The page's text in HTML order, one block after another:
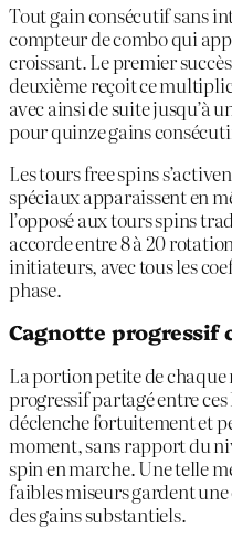
Tout gain consécutif sans
compteur de combo qui
croissant. Le premier
deuxième reçoit ce
avec ainsi de suite jusqu’à
pour quinze gains
Les tours free spins
spéciaux apparaissent en
l’opposé aux tours spins
accorde entre 8 à 20
initiateurs, avec tous les
phase.
Cagnotte progressif
La portion petite de
progressif partagé entre
déclenche fortuitement et
moment, sans rapport du
spin en marche. Une telle
faibles miseurs gardent
des gains substantiels.